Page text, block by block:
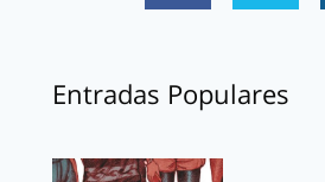
Entradas Populares